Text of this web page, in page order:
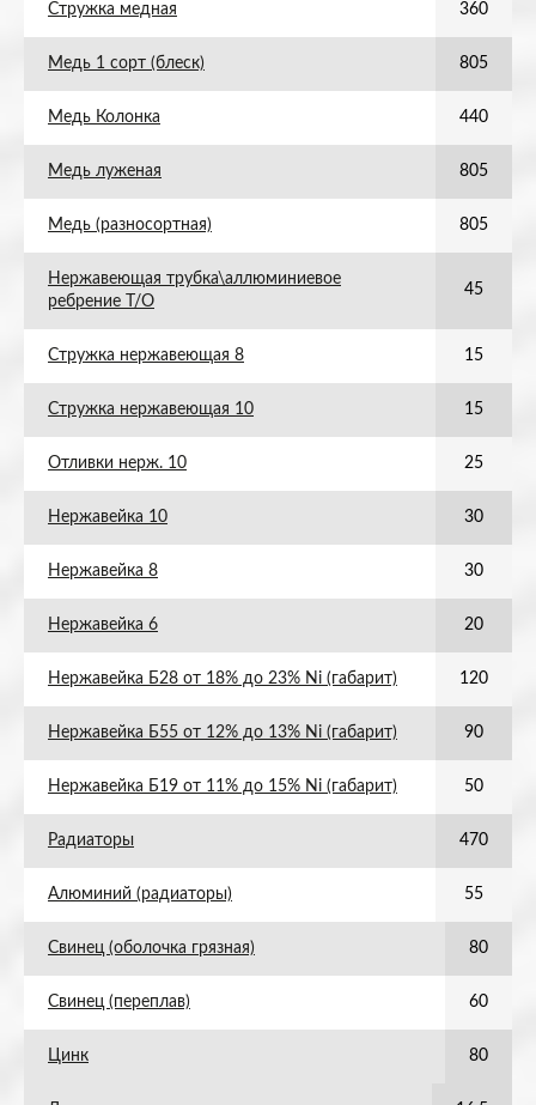
Стружка медная 360
Медь 1 сорт (блеск) 805
Медь Колонка 440
Медь луженая 805
Медь (разносортная) 805
Нержавеющая трубка\аллюминиевое
ребрение Т/О
45
Стружка нержавеющая 8 15
Стружка нержавеющая 10 15
Отливки нерж. 10 25
Нержавейка 10 30
Нержавейка 8 30
Нержавейка 6 20
Нержавейка Б28 от 18% до 23% Ni (габарит) 120
Нержавейка Б55 от 12% до 13% Ni (габарит) 90
Нержавейка Б19 от 11% до 15% Ni (габарит) 50
Радиаторы 470
Алюминий (радиаторы) 55
Свинец (оболочка грязная) 80
Свинец (переплав) 60
Цинк 80